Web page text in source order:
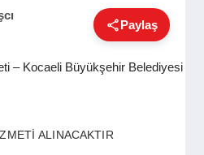
Paylaş
ALINACAKTIR